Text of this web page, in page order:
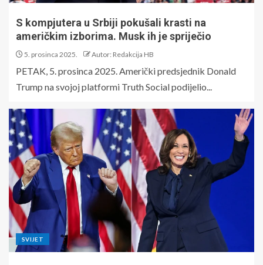
S kompjutera u Srbiji pokušali krasti na
američkim izborima. Musk ih je spriječio
5. prosinca 2025. Autor: Redakcija HB
PETAK, 5. prosinca 2025. Američki predsjednik Donald
Trump na svojoj platformi Truth Social podijelio...
SVIJET